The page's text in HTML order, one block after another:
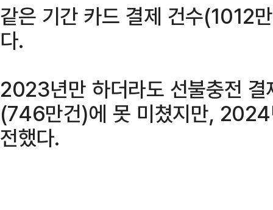
같은 기간 카드 결제 건수(1012
다.
2023년만 하더라도 선불충전
(746만건)에 못 미쳤지만,
전했다.